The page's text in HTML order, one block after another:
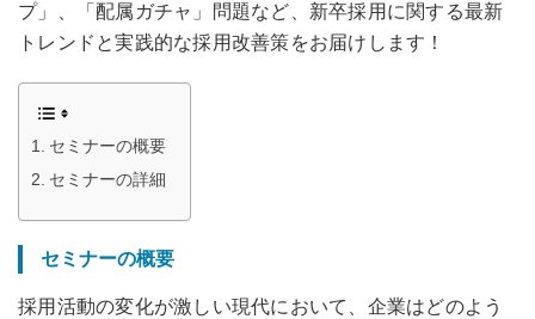
プ」、「配属ガチャ」問題など、新卒採用に関する最新
トレンドと実践的な採用改善策をお届けします！
セミナーの概要
セミナーの詳細
セミナーの概要
採用活動の変化が激しい現代において、企業はどのよう